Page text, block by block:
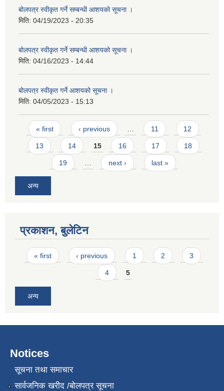
बोलपत्र स्वीकृत गर्ने सम्बन्धी आशयको सूचना ।
मिति: 04/19/2023 - 20:35
बोलपत्र स्वीकृत गर्ने सम्बन्धी आशयको सूचना ।
मिति: 04/16/2023 - 14:44
बोलपत्र स्वीकृत गर्ने आशयको सूचना ।
मिति: 04/05/2023 - 15:13
Pages
« first ‹ previous 11 12
13 14 15 16 17 18
19 next › last »
अन्य
प्रकाशन, बुलेटिन
Pages
« first ‹ previous 1 2 3
4 5
अन्य
Notices
सूचना तथा समाचार
सार्वजनिक खरीद /बोलपत्र सूचना